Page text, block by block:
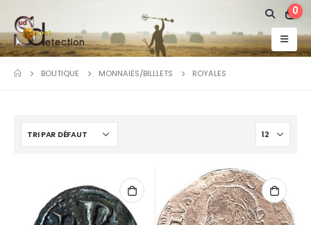
0
BOUTIQUE MONNAIES/BILLLETS ROYALES